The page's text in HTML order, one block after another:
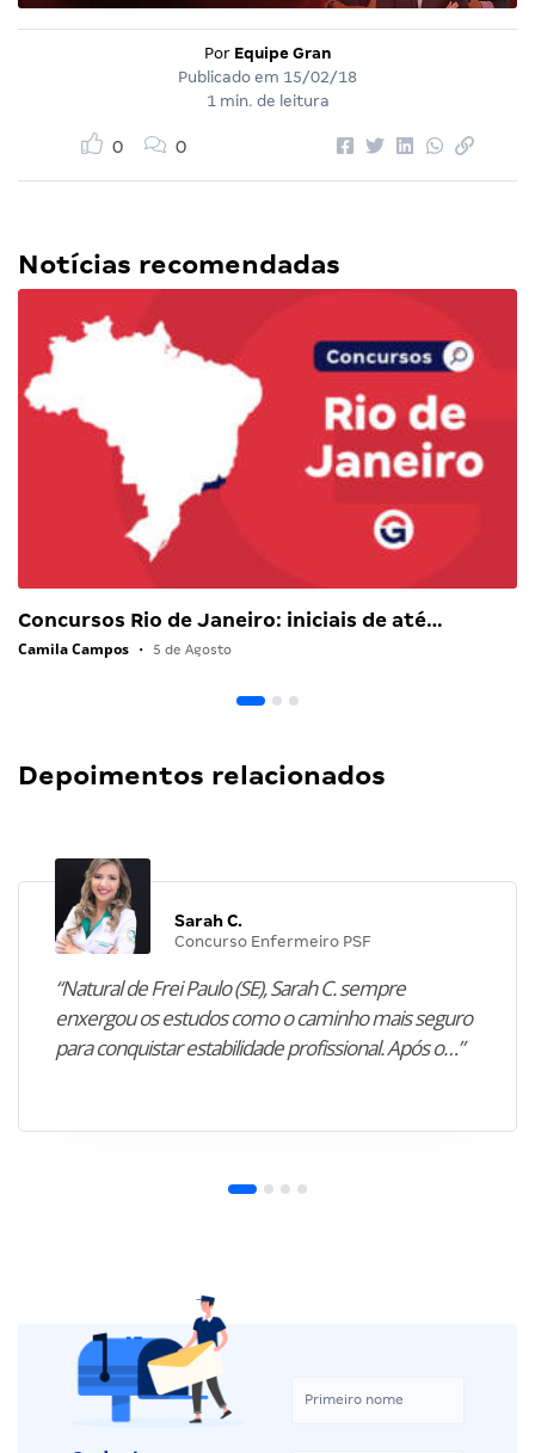
Por Equipe Gran
Publicado em 15/02/18
1 min. de leitura
0 0
Notícias recomendadas
Concursos Rio de Janeiro: iniciais de até…
Camila Campos • 5 de Agosto
Depoimentos relacionados
Sarah C.
Concurso Enfermeiro PSF
“Natural de Frei Paulo (SE), Sarah C. sempre
enxergou os estudos como o caminho mais seguro
para conquistar estabilidade profissional. Após o…”